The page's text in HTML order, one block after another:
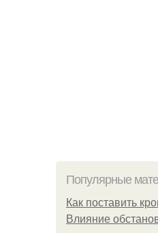
Популярные
Как поставить
Влияние